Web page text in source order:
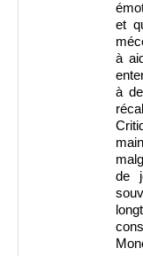
et
à
à
de